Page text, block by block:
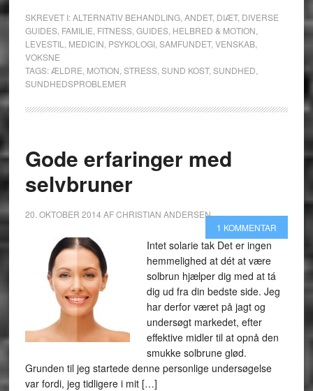
SKREVET I:ALTERNATIV BEHANDLING, ANDET, DIÆT, DIVERSE
GUIDES, FAMILIE FITNESS, GUIDES, HELBRED & MOTION
LEVESTIL
MEDICIN PSYKOLOGI, SAMFUNDET, VENSKAB,
VOKSNE
TAGS:ÆLDRE MOTION STRESS, SUND KOST, SUNDHED
SUNDHEDSPROBLEMER
Gode erfaringer med
selvbruner
20. OKTOBER 2014 AFCHRISTIAN ANDERSEN
1 KOMMENTAR
Intet solarie tak Det er ingen
hemmelighed at dét at være
solbrun hjælper dig med at tá
dig ud fra din bedste side. Jeg
har derfor været på jagt og
undersøgt markedet, efter
effektive midler til at opnå den
smukke solbrune glød.
Grunden til jeg startede denne personlige undersøgelse
var fordi, jeg tidligere i mit […]